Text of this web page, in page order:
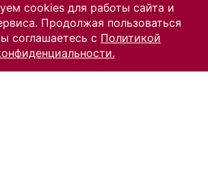
cookies для работы сайта и
Продолжая пользоваться
соглашаетесь с Политикой